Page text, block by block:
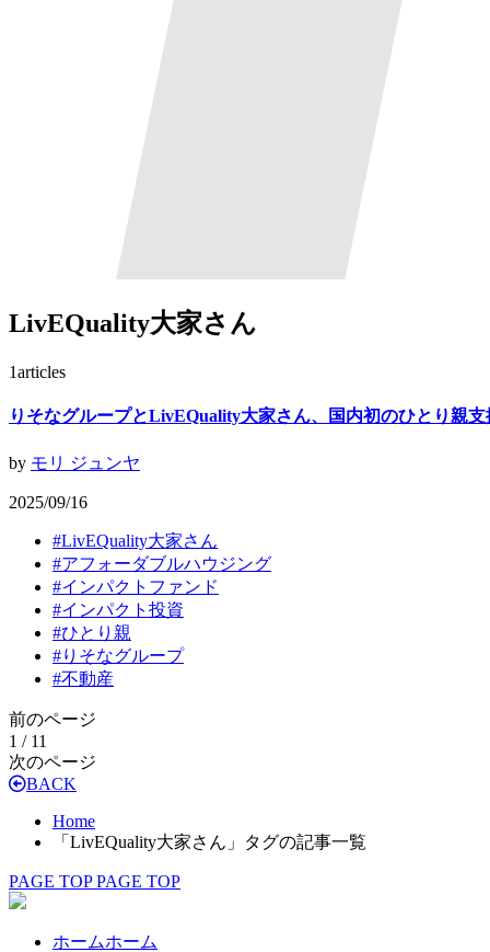
LivEQuality大家さん
1articles
りそなグループとLivEQuality大家さん、国内初のひとり親
by モリ ジュンヤ
2025/09/16
#LivEQuality大家さん
#アフォーダブルハウジング
#インパクトファンド
#インパクト投資
#ひとり親
#りそなグループ
#不動産
前のページ
1 / 11
次のページ
BACK
Home
「LivEQuality大家さん」タグの記事一覧
PAGE TOP PAGE TOP
ホームホーム